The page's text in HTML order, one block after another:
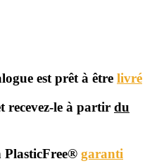
est prêt à être livré
recevez-le à partir du
PlasticFree® garanti